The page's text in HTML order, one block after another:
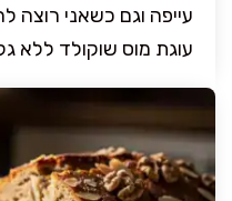
עייפה וגם כשאני רוצה
עוגת מוס שוקולד ללא